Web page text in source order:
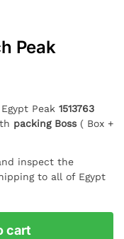
Peak
Peak 1513763
packing Boss( Box +
inspect the
to all of Egypt
cart